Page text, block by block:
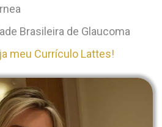
Brasileira de Glaucoma
meu Currículo Lattes!